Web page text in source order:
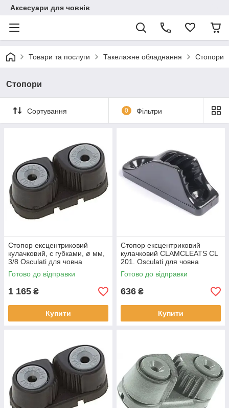
Аксесуари для човнів
Товари та послуги Такелажне обладнання Стопори
Стопори
Сортування 0 Фільтри
Стопор ексцентриковий
кулачковий, c губками, ø мм,
3/8 Osculati для човна
(56.025.11)
Готово до відправки
1 165 ₴
Купити
Стопор ексцентриковий
кулачковий CLAMCLEATS CL
201. Osculati для човна
(56.201.10)
Готово до відправки
636 ₴
Купити